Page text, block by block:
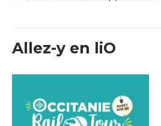
Allez-y en liO